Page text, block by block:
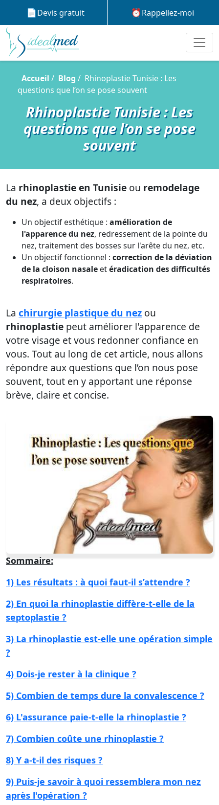
Devis gratuit Rappellez-moi
Accueil Blog
Rhinoplastie Tunisie : Les
questions que l’on se pose souvent
Rhinoplastie Tunisie : Les
questions que l’on se pose
souvent
La rhinoplastie en Tunisie ou remodelage
du nez, a deux objectifs :
Un objectif esthétique : amélioration de
l'apparence du nez, redressement de la pointe du
nez, traitement des bosses sur l'arête du nez, etc.
Un objectif fonctionnel : correction de la déviation
de la cloison nasale etéradication des difficultés
respiratoires.
La chirurgie plastique du nez ou
rhinoplastie peut améliorer l'apparence de
votre visage et vous redonner confiance en
vous. Tout au long de cet article, nous allons
répondre aux questions que l’on nous pose
souvent, tout en y apportant une réponse
brève, claire et concise.
Sommaire:
1) Les résultats : à quoi faut-il s’attendre ?
2) En quoi la rhinoplastie diffère-t-elle de la
septoplastie ?
3) La rhinoplastie est-elle une opération simple
?
4) Dois-je rester à la clinique ?
5) Combien de temps dure la convalescence ?
6) L'assurance paie-t-elle la rhinoplastie ?
7) Combien coûte une rhinoplastie ?
8) Y a-t-il des risques ?
9) Puis-je savoir à quoi ressemblera mon nez
après l'opération ?